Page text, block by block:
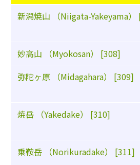
新潟焼山 （Niigata-Yakeyama）
妙高山 （Myokosan） [308]
弥陀ヶ原 （Midagahara） [309]
焼岳 （Yakedake） [310]
乗鞍岳 （Norikuradake） [311]